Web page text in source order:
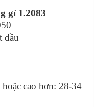
gỉ 1.2083
dầu
cao hơn: 28-34